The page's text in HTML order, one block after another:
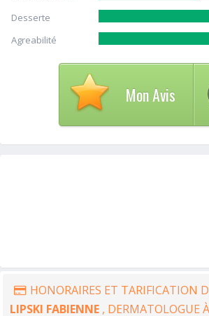
Desserte
Agreabilité
Mon Avis
HONORAIRES ET TARIFICATION
LIPSKI FABIENNE , DERMATOLOGUE